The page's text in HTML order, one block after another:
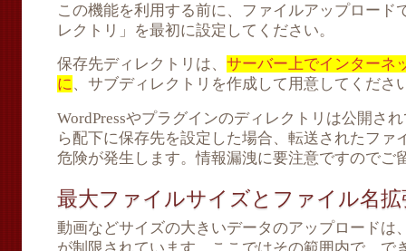
この機能を利用する前に、ファイルアップロード
レクトリ」を最初に設定してください。
保存先ディレクトリは、 サーバー上でインターネ
に、サブディレクトリを作成して用意してくださ
WordPressやプラグインのディレクトリは公開さ
ら配下に保存先を設定した場合、転送されたファ
危険が発生します。情報漏洩に要注意ですのでご
最大ファイルサイズとファイル名拡
動画などサイズの大きいデータのアップロードは